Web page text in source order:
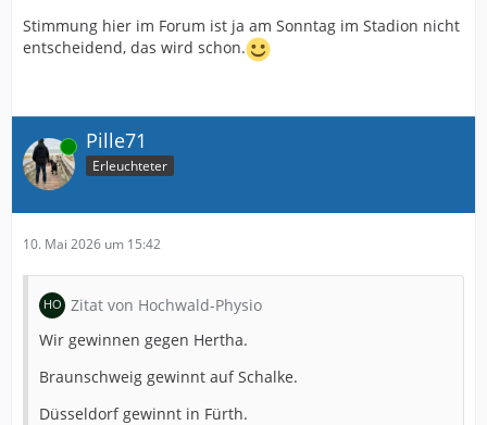
Stimmung hier im Forum ist ja am Sonntag im Stadion nicht
entscheidend, das wird schon.
Online Pille71
Erleuchteter
10. Mai 2026 um 15:42
Zitat von Hochwald-Physio
Wir gewinnen gegen Hertha.
Braunschweig gewinnt auf Schalke.
Düsseldorf gewinnt in Fürth.